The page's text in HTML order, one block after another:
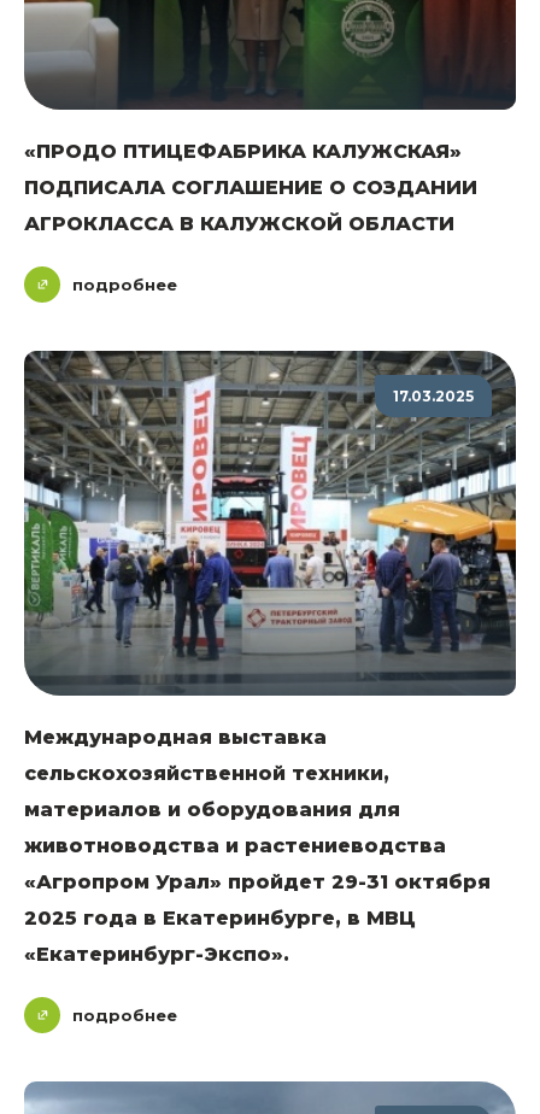
«ПРОДО ПТИЦЕФАБРИКА КАЛУЖСКАЯ»
ПОДПИСАЛА СОГЛАШЕНИЕ О СОЗДАНИИ
АГРОКЛАССА В КАЛУЖСКОЙ ОБЛАСТИ
подробнее
17.03.2025
Международная выставка
сельскохозяйственной техники,
материалов и оборудования для
животноводства и растениеводства
«Агропром Урал» пройдет 29-31 октября
2025 года в Екатеринбурге, в МВЦ
«Екатеринбург-Экспо».
подробнее